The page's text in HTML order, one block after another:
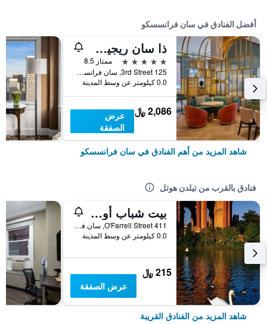
أفضل الفنادق في سان فرانسسكو
ذا سان ريجيس سان فرانسيسكو
5 نجوم
ممتاز 8.5
125 3rd Street, سان فرانسسكو, CA, الولايات المتحدة الأميريكية
0.0 كيلومتر عن وسط المدينة
2,086 ﷼
عرض
الصفقة
شاهد المزيد من أهم الفنادق في سان فرانسسكو
فنادق بالقرب من تيلدن هوتل
بيت شباب أورانج فيليدج
411 O'Farrell Street, سان فرانسسكو, CA, الولايات المتحدة الأميريكية
0.0 كيلومتر عن وسط المدينة
215 ﷼
عرض الصفقة
شاهد المزيد من الفنادق القريبة